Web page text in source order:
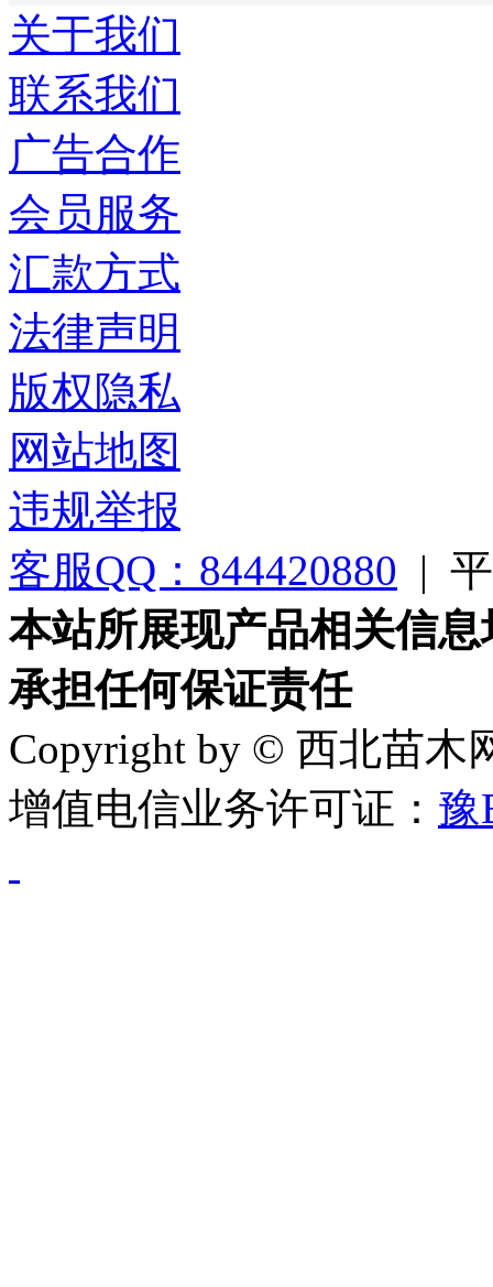
关于我们
联系我们
广告合作
会员服务
汇款方式
法律声明
版权隐私
网站地图
违规举报
客服QQ：844420880 |
本站所展现产品相关信
承担任何保证责任
Copyright by © 西北苗木
增值电信业务许可证： 豫